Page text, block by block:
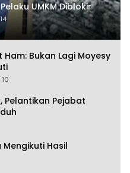
UMKM Diblokir
14
Ham: Bukan Lagi Moyesy
10
Pelantikan Pejabat
Mengikuti Hasil